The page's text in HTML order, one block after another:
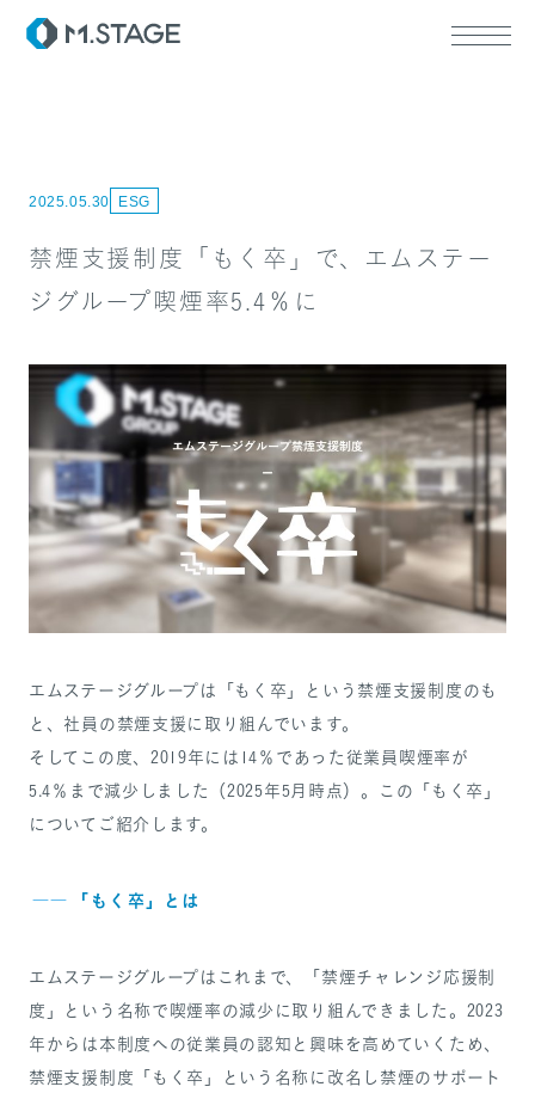
ABOUT TOP
代表挨拶
会社情報
SERVICE TOP
医療人材
RECRUIT
DR.転職なび
DR.アルなび
プライバシーポリシー
情報セキュリティに関する方針
医療人材事業許可内容について
2025.05.30 ESG
禁煙支援制度「もく卒」で、エムステー
ジグループ喫煙率5.4％に
エムステージグループは「もく卒」という禁煙支援制度のも
と、社員の禁煙支援に取り組んでいます。
そしてこの度、2019年には14％であった従業員喫煙率が
5.4％まで減少しました（2025年5月時点）。この「もく卒」
についてご紹介します。
―― 「もく卒」とは
エムステージグループはこれまで、「禁煙チャレンジ応援制
度」という名称で喫煙率の減少に取り組んできました。2023
年からは本制度への従業員の認知と興味を高めていくため、
禁煙支援制度「もく卒」という名称に改名し禁煙のサポート